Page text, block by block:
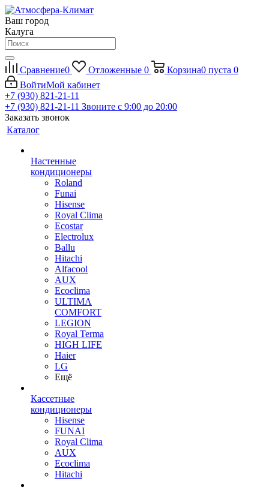
Ваш город
Калуга
Сравнение0 Отложенные 0 Корзина0 пуста 0
ВойтиМой кабинет
+7 (930) 821-21-11
+7 (930) 821-21-11 Звоните с 9:00 до 20:00
Заказать звонок
Каталог
Настенные
кондиционеры
Roland
Funai
Hisense
Royal Clima
Ecostar
Electrolux
Ballu
Hitachi
Alfacool
AUX
Ecoclima
ULTIMA
COMFORT
LEGION
Royal Terma
HIGH LIFE
Haier
LG
Ещё
Кассетные
кондиционеры
Hisense
FUNAI
Royal Clima
AUX
Ecoclima
Hitachi